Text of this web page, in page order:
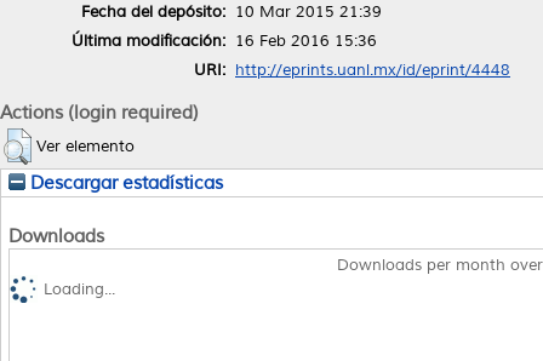
Fecha del depósito: 10 Mar 2015 21:39
Última modificación: 16 Feb 2016 15:36
URI: http://eprints.uanl.mx/id/eprint/4448
Actions (login required)
Ver elemento
Descargar estadísticas
Downloads
Downloads per month
Loading...